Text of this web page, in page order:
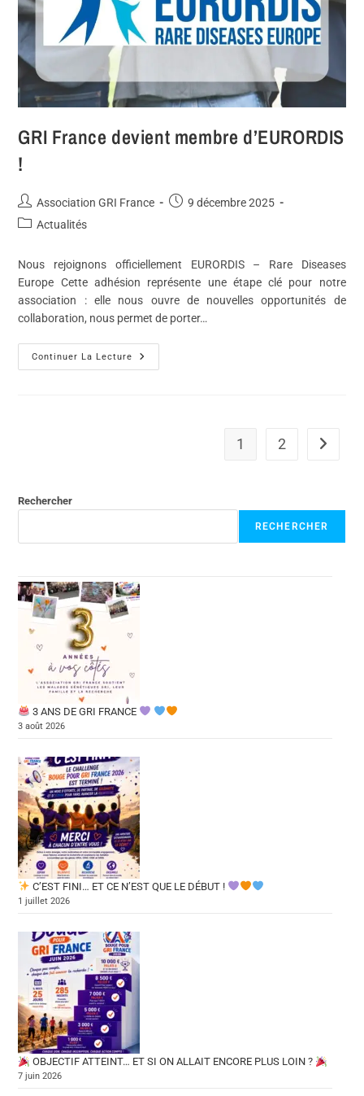
GRI France devient membre d’EURORDIS
!
Association GRI France
9 décembre 2025
Actualités
Nous rejoignons officiellement EURORDIS – Rare Diseases
Europe Cette adhésion représente une étape clé pour notre
association : elle nous ouvre de nouvelles opportunités de
collaboration, nous permet de porter…
Continuer La Lecture
1 2
Rechercher
RECHERCHER
3 ANS DE GRI FRANCE
3 août 2026
C’EST FINI… ET CE N’EST QUE LE DÉBUT !
1 juillet 2026
OBJECTIF ATTEINT… ET SI ON ALLAIT ENCORE PLUS LOIN ?
7 juin 2026